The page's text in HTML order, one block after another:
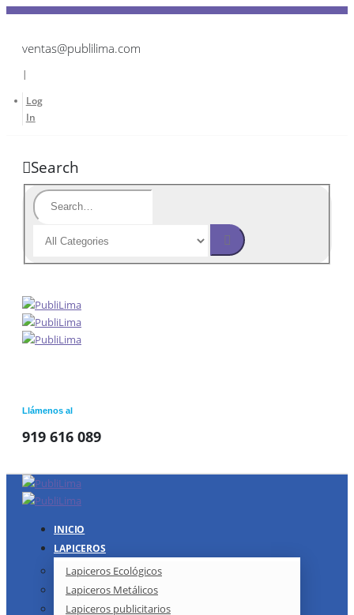
ventas@publilima.com
|
Log
In
Search
Llámenos al
919 616 089
INICIO
LAPICEROS
Lapiceros Ecológicos
Lapiceros Metálicos
Lapiceros publicitarios